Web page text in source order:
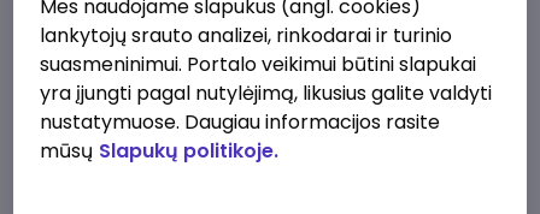
prieš 1 d.
Talent Development Project Manager (fixed
term - 1.5 years)
Mes naudojame slapukus (angl. cookies)
lankytojų srauto analizei, rinkodarai ir turinio
suasmeninimui. Portalo veikimui būtini slapukai
yra įjungti pagal nutylėjimą, likusius galite valdyti
nustatymuose. Daugiau informacijos rasite
mūsų Slapukų politikoje.